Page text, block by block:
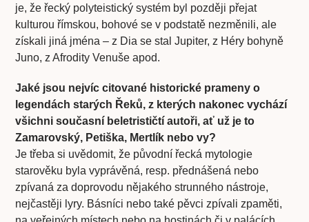
je, že řecký polyteistický systém byl později přejat
kulturou římskou, bohové se v podstatě nezměnili, ale
získali jiná jména – z Dia se stal Jupiter, z Héry bohyně
Juno, z Afrodity Venuše apod.
Jaké jsou nejvíc citované historické prameny o
legendách starých Řeků, z kterých nakonec vychází
všichni současní beletrističtí autoři, ať už je to
Zamarovský, Petiška, Mertlík nebo vy?
Je třeba si uvědomit, že původní řecká mytologie
starověku byla vyprávěná, resp. přednášená nebo
zpívaná za doprovodu nějakého strunného nástroje,
nejčastěji lyry. Básníci nebo také pěvci zpívali zpaměti,